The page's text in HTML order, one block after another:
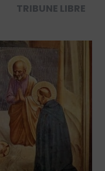
TRIBUNE LIBRE